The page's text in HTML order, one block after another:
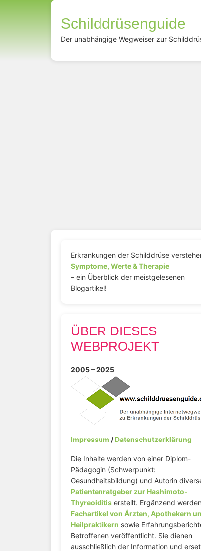
Schilddrüsenguide
Der unabhängige Wegweiser zur
Erkrankungen der Schilddrüse
Symptome, Werte & Therapie
– ein Überblick der meistgelesenen
Blogartikel!
ÜBER DIESES
WEBPROJEKT
2005 – 2025
Impressum /Datenschutzerklärung
Die Inhalte werden von einer Diplom-
Pädagogin (Schwerpunkt:
Gesundheitsbildung) und Autorin
Patientenratgeber zur Hashimoto-
Thyreoiditis erstellt. Ergänzend werden
Fachartikel von Ärzten, Apothekern
Heilpraktikern sowie
Betroffenen veröffentlicht. Sie dienen
ausschließlich der Information und